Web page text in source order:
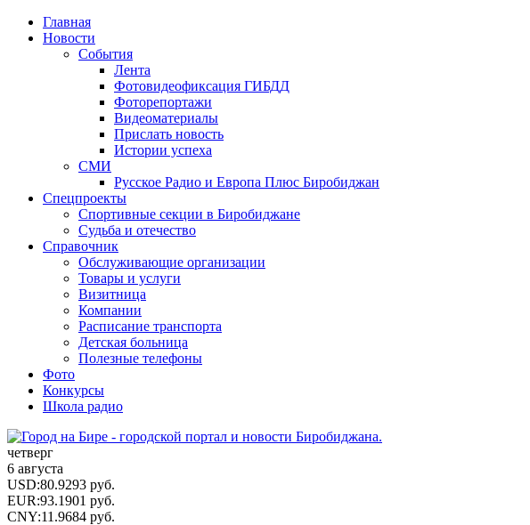
Главная
Новости
События
Лента
Фотовидеофиксация ГИБДД
Фоторепортажи
Видеоматериалы
Прислать новость
Истории успеха
СМИ
Русское Радио и Европа Плюс Биробиджан
Спецпроекты
Спортивные секции в Биробиджане
Судьба и отечество
Справочник
Обслуживающие организации
Товары и услуги
Визитница
Компании
Расписание транспорта
Детская больница
Полезные телефоны
Фото
Конкурсы
Школа радио
четверг
6 августа
USD:80.9293 руб.
EUR:93.1901 руб.
CNY:11.9684 руб.